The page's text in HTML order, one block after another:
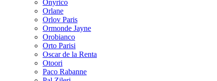
Onyrico
Orlane
Orlov Paris
Ormonde Jayne
Orobianco
Orto Parisi
Oscar de la Renta
Otoori
Paco Rabanne